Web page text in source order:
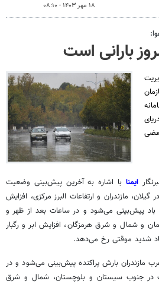
۱۸ مهر ۱۴۰۳ - ۰۸:۱۰
ایمنا با اشاره به آخرین پیش‌بینی وضعیت
مازندران و ارتفاعات البرز مرکزی، افزایش
باد پیش‌بینی می‌شود و در ساعات بعد از ظهر و
و شمال و شرق هرمزگان، افزایش ابر و رگبار
شدید موقتی رخ می‌دهد.
مازندران بارش پراکنده پیش‌بینی می‌شود و در
در جنوب سیستان و بلوچستان، شمال و شرق